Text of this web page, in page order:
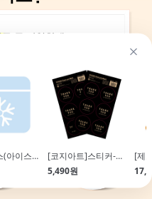
아이스박스(아이스팩포함)_개별출고불가
[코지아트]스티커-땡큐(블랙\/20장입)
5,490원